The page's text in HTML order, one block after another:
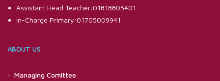
Assistant Head Teacher:01818805401
In-Charge Primary:01705009941
ABOUT US
Managing Comittee